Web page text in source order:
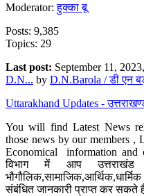
Moderator:हुक्का बू
Posts: 9,385
Topics: 29
Last post: September 11,
D.N... by D.N.Barola / डी एन
Uttarakhand Updates -
You will find Latest News
those news by our members ,
Economical information and
विभाग में आप उत्तराखंड
संबंधित जानकारी प्राप्त कर सकते